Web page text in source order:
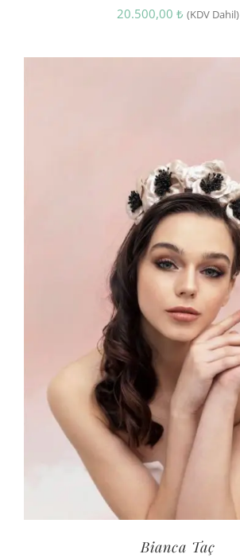
20.500,00 ₺ (KDV Dahil)
Bianca Taç